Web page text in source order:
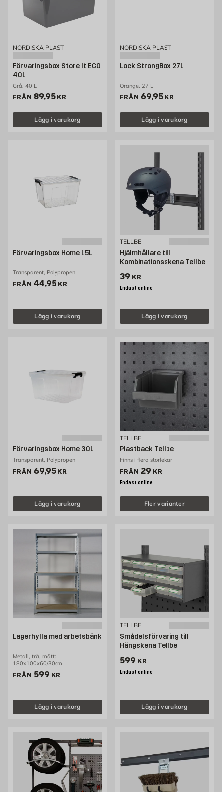
NORDISKA PLAST
Förvaringsbox Store It ECO
40L
Grå, 40 L
FRÅN Pris 89.95 kr
89,95 KR
Lägg i varukorg
NORDISKA PLAST
Lock StrongBox 27L
Orange, 27 L
FRÅN Pris 69.95 kr
69,95 KR
Lägg i varukorg
Förvaringsbox Home 15L
Transparent, Polypropen
FRÅN Pris 44.95 kr
44,95 KR
Lägg i varukorg
TELLBE
Hjälmhållare till
Kombinationsskena Tellbe
Pris 39 kr
39 KR
Endast online
Lägg i varukorg
Förvaringsbox Home 30L
Transparent, Polypropen
FRÅN Pris 69.95 kr
69,95 KR
Lägg i varukorg
TELLBE
Plastback Tellbe
Finns i flera storlekar
FRÅN Pris 29 kr
29 KR
Endast online
Fler varianter
Lagerhylla med arbetsbänk
Metall, trä, mått:
180x100x60/30cm
FRÅN Pris 599 kr
599 KR
Lägg i varukorg
TELLBE
Smådelsförvaring till
Hängskena Tellbe
Pris 599 kr
599 KR
Endast online
Lägg i varukorg